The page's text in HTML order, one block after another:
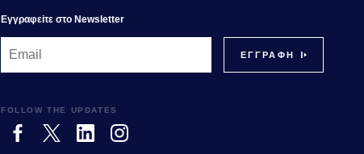
FOLLOW THE UPDATES
Εγγραφεiτε στο Newsletter